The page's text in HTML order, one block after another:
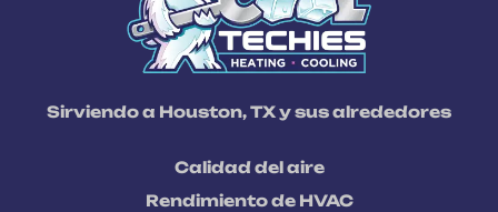
Sirviendo a Houston, TX y sus alrededores
Calidad del aire
Rendimiento de HVAC